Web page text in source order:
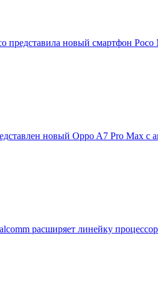
представила новый смартфон
новый Oppo A7 Pro Max с
расширяет линейку